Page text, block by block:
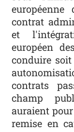
contrat
et
européen
conduire
contrats
champ
auraient
remise en